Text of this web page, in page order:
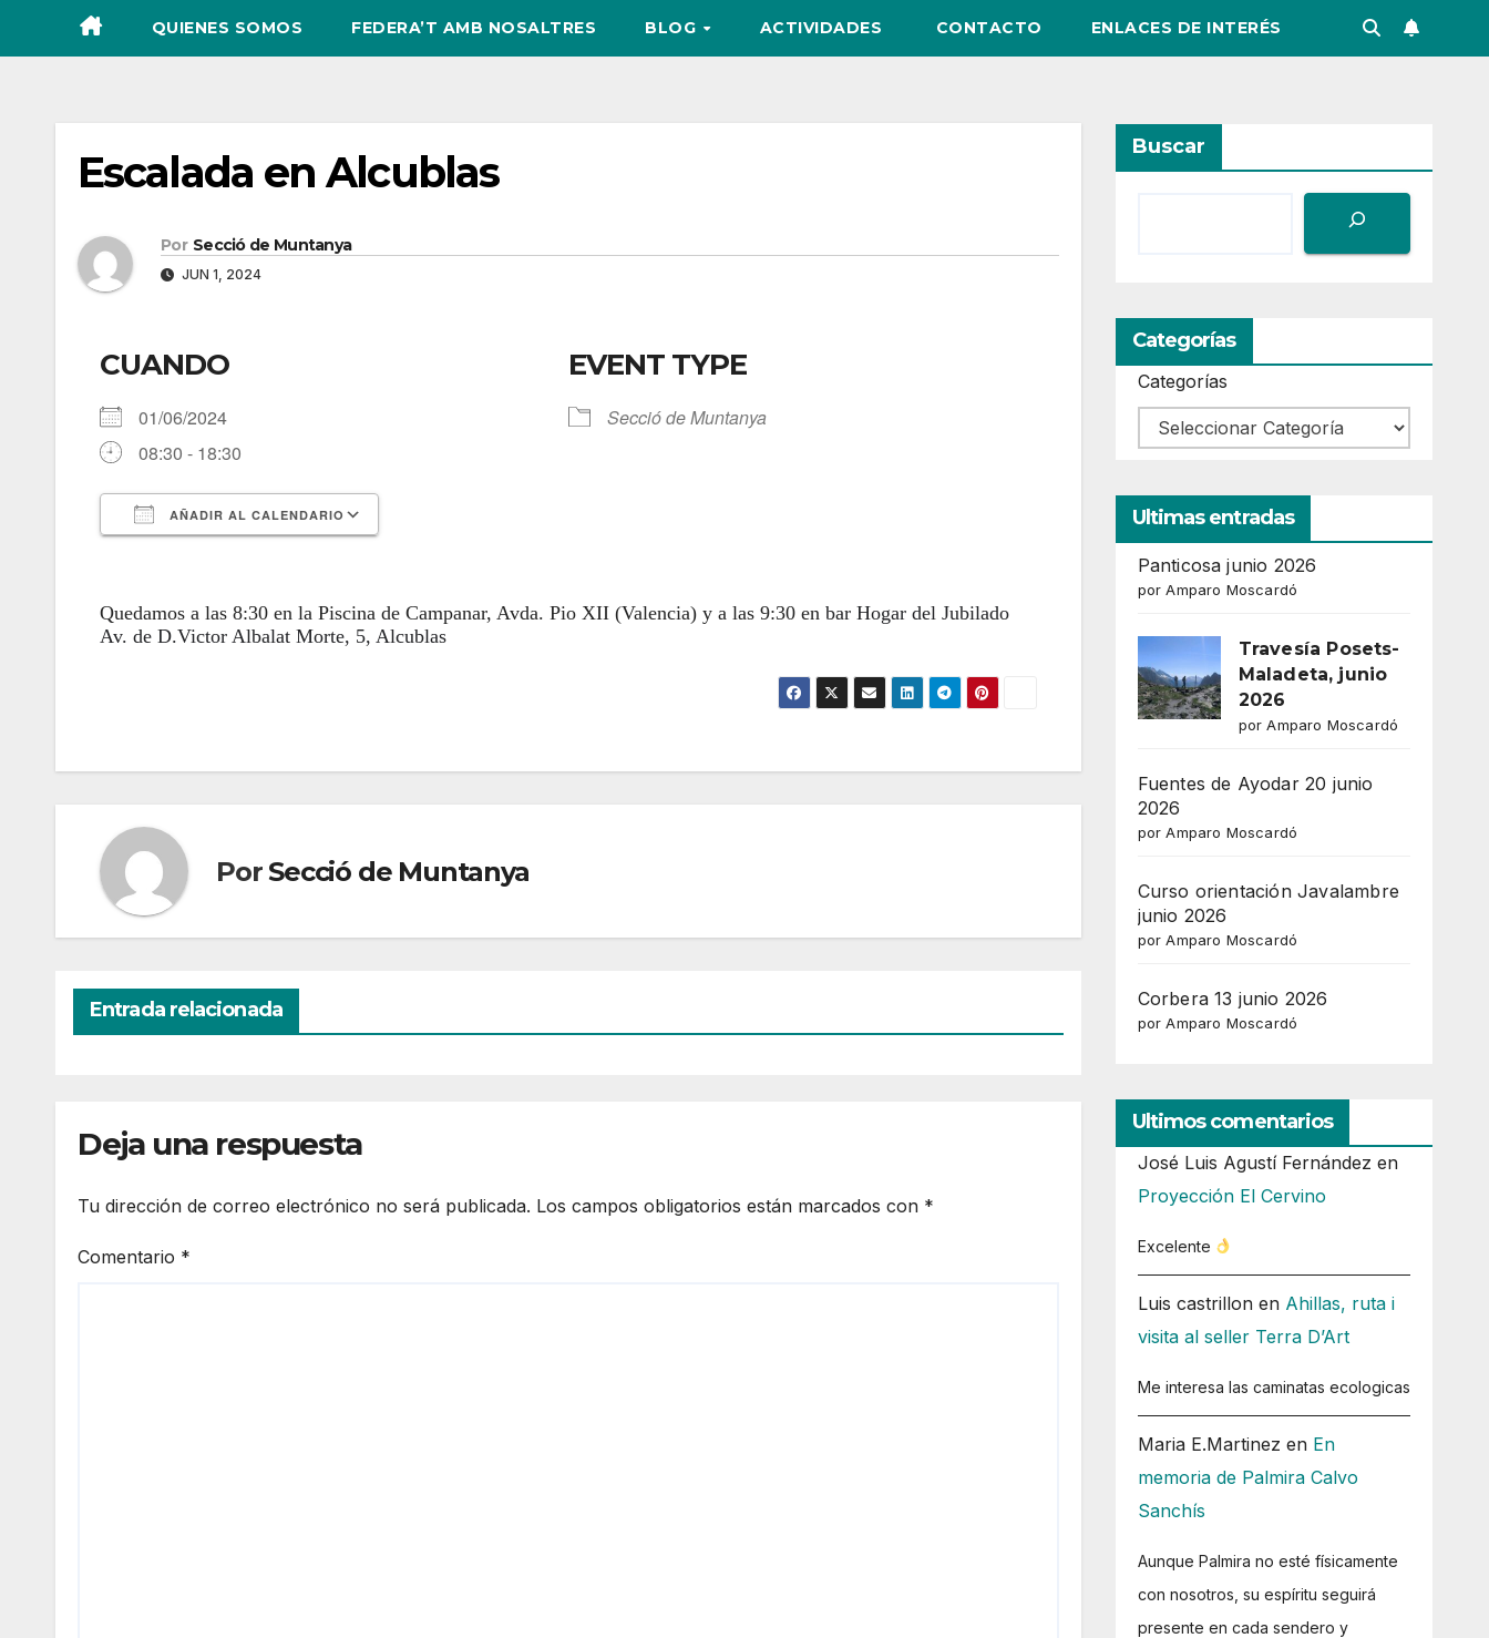
QUIENES SOMOS FEDERA’T AMB NOSALTRES BLOG ACTIVIDADES CONTACTO ENLACES DE INTERÉS
Escalada en Alcublas
Por Secció de Muntanya
JUN 1, 2024
CUANDO
01/06/2024
08:30 - 18:30
AÑADIR AL CALENDARIO
Outlook Live
EVENT TYPE
Secció de Muntanya
Quedamos a las 8:30 en la Piscina de Campanar, Avda. Pio XII (Valencia) y a las 9:30 en bar Hogar del Jubilado
Av. de D.Victor Albalat Morte, 5, Alcublas
Por Secció de Muntanya
Entrada relacionada
Deja una respuesta
Tu dirección de correo electrónico no será publicada. Los campos obligatorios están marcados con *
Comentario *
Buscar
Categorías
Categorías
Ultimas entradas
Panticosa junio 2026
por Amparo Moscardó
Travesía Posets-
Maladeta, junio
2026
por Amparo Moscardó
Fuentes de Ayodar 20 junio
2026
por Amparo Moscardó
Curso orientación Javalambre
junio 2026
por Amparo Moscardó
Corbera 13 junio 2026
por Amparo Moscardó
Ultimos comentarios
José Luis Agustí Fernández en
Proyección El Cervino
Excelente
Luis castrillonen Ahillas, ruta i
visita al seller Terra D’Art
Me interesa las caminatas ecologicas
Maria E.Martinez en En
memoria de Palmira Calvo
Sanchís
Aunque Palmira no esté físicamente
con nosotros, su espíritu seguirá
presente en cada sendero y